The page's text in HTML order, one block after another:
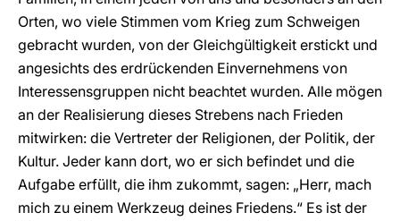
Orten, wo viele Stimmen vom Krieg zum Schweigen
gebracht wurden, von der Gleichgültigkeit erstickt und
angesichts des erdrückenden Einvernehmens von
Interessensgruppen nicht beachtet wurden. Alle mögen
an der Realisierung dieses Strebens nach Frieden
mitwirken: die Vertreter der Religionen, der Politik, der
Kultur. Jeder kann dort, wo er sich befindet und die
Aufgabe erfüllt, die ihm zukommt, sagen: „Herr, mach
mich zu einem Werkzeug deines Friedens.“ Es ist der